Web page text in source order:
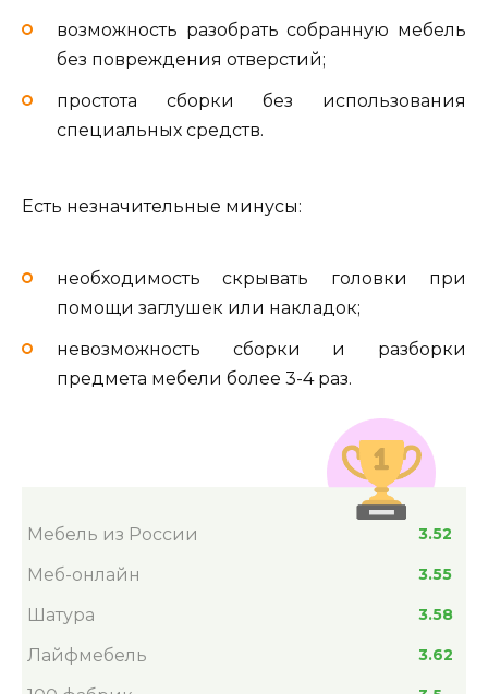
возможность разобрать собранную мебель
без повреждения отверстий;
простота сборки без использования
специальных средств.
Есть незначительные минусы:
необходимость скрывать головки при
помощи заглушек или накладок;
невозможность сборки и разборки
предмета мебели более 3-4 раз.
Мебель из России 3.52
Меб-онлайн 3.55
Шатура 3.58
Лайфмебель 3.62